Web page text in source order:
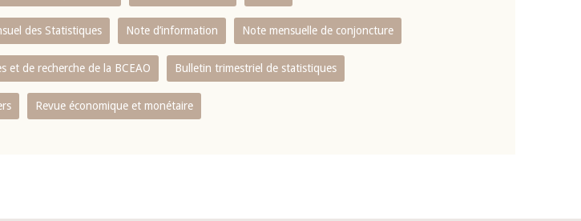
des Statistiques Note d’information Note mensuelle de conjoncture
et de recherche de la BCEAO Bulletin trimestriel de statistiques
Revue économique et monétaire